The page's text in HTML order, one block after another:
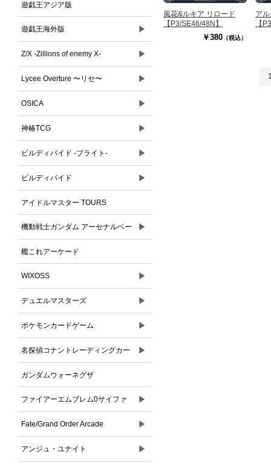
遊戯王アジア版
遊戯王海外版 ▶
Z/X -Zillions of enemy X- ▶
Lycee Overture 〜リセ〜 ▶
OSICA ▶
神椿TCG ▶
ビルディバイド -ブライト- ▶
ビルディバイド ▶
アイドルマスター TOURS
機動戦士ガンダム アーセナルベー
ス
▶
艦これアーケード
WIXOSS ▶
デュエルマスターズ ▶
ポケモンカードゲーム ▶
名探偵コナントレーディングカー
ドゲーム
▶
ガンダムウォーネグザ
ファイアーエムブレム0サイファ ▶
Fate/Grand Order Arcade ▶
アンジュ・ユナイト ▶
風花&ルキア リロード
【P3/SE46/48N】
￥380 （税込）
ア
【